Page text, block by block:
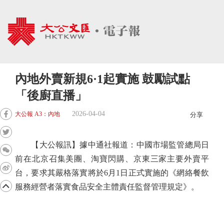
內地外賣新規6·1起實施 鼓勵試點
「後廚直播」
大公報 A3：內地 2026-04-04 分享
【大公報訊】據中通社報道：中國市場監管總局日
前在北京召集美團、淘寶閃購、京東三家主要外賣平
台，要求其嚴格落實將於6月1日正式實施的《網絡餐飲
服務經營者落實食品安全主體責任監督管理規定》。